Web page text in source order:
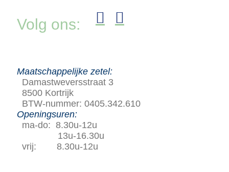
Volg ons:
Maatschappelijke zetel:
Damastweversstraat 3
8500 Kortrijk
BTW-nummer: 0405.342.610
Openingsuren:
ma-do: 8.30u-12u
13u-16.30u
vrij: 8.30u-12u